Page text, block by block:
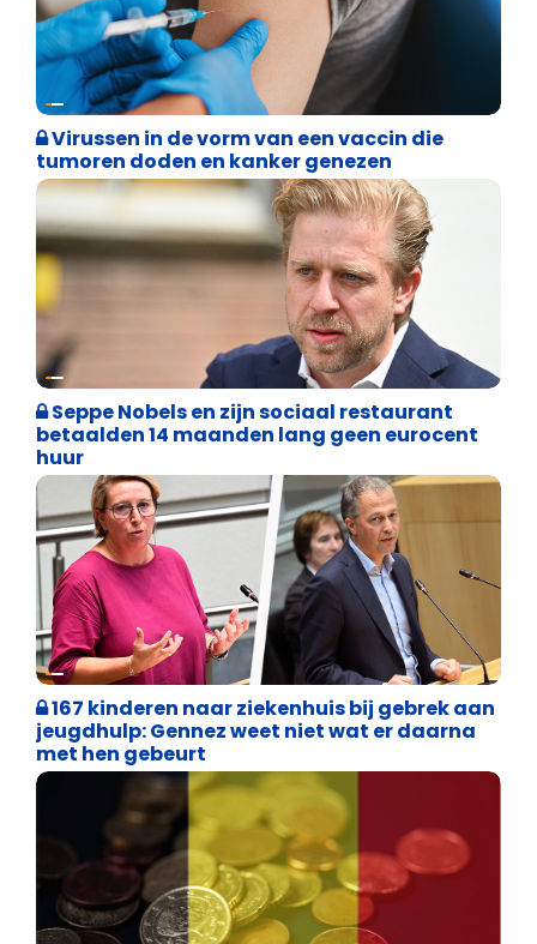
Weekblad 't Pallieterke
Virussen in de vorm van een vaccin die
tumoren doden en kanker genezen
Binnenland politiek
Seppe Nobels en zijn sociaal restaurant
betaalden 14 maanden lang geen eurocent
huur
Binnenland politiek
167 kinderen naar ziekenhuis bij gebrek aan
jeugdhulp: Gennez weet niet wat er daarna
met hen gebeurt